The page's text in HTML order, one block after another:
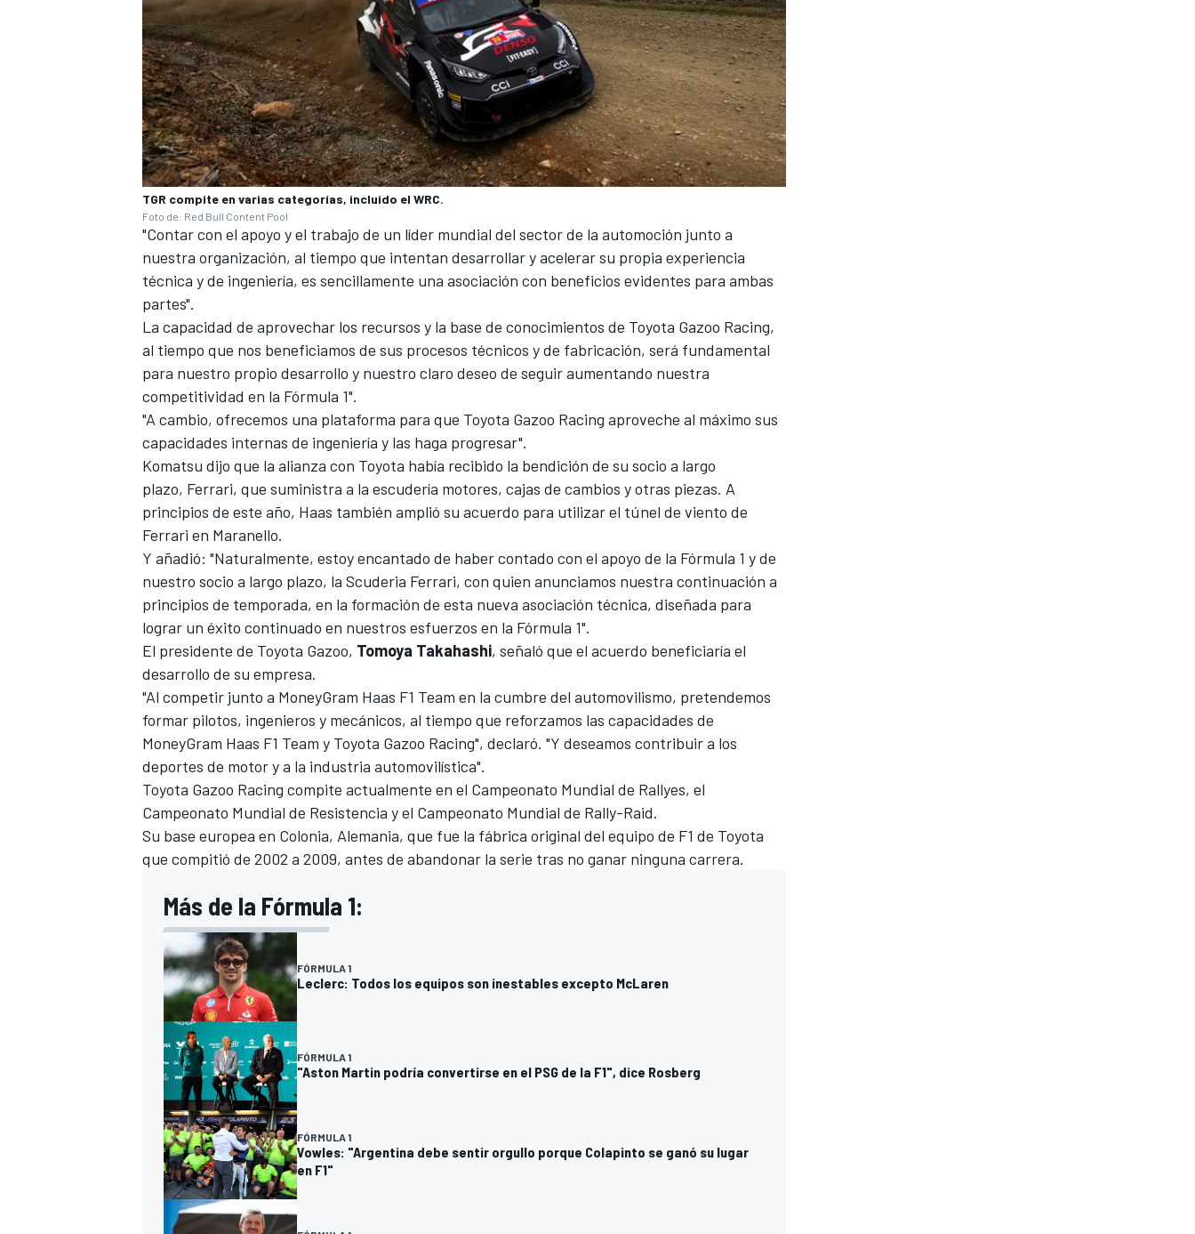
MÁS CATEGORÍAS
TGR compite en varias categorías, incluido el WRC.
Foto de: Red Bull Content Pool
"Contar con el apoyo y el trabajo de un líder mundial del sector de la automoción junto a
nuestra organización, al tiempo que intentan desarrollar y acelerar su propia experiencia
técnica y de ingeniería, es sencillamente una asociación con beneficios evidentes para ambas
partes".
La capacidad de aprovechar los recursos y la base de conocimientos de Toyota Gazoo Racing,
al tiempo que nos beneficiamos de sus procesos técnicos y de fabricación, será fundamental
para nuestro propio desarrollo y nuestro claro deseo de seguir aumentando nuestra
competitividad en la Fórmula 1".
"A cambio, ofrecemos una plataforma para que Toyota Gazoo Racing aproveche al máximo sus
capacidades internas de ingeniería y las haga progresar".
Komatsu dijo que la alianza con Toyota había recibido la bendición de su socio a largo
plazo, Ferrari, que suministra a la escudería motores, cajas de cambios y otras piezas. A
principios de este año, Haas también amplió su acuerdo para utilizar el túnel de viento de
Ferrari en Maranello.
Y añadió: "Naturalmente, estoy encantado de haber contado con el apoyo de la Fórmula 1 y de
nuestro socio a largo plazo, la Scuderia Ferrari, con quien anunciamos nuestra continuación a
principios de temporada, en la formación de esta nueva asociación técnica, diseñada para
lograr un éxito continuado en nuestros esfuerzos en la Fórmula 1".
El presidente de Toyota Gazoo, Tomoya Takahashi, señaló que el acuerdo beneficiaría el
desarrollo de su empresa.
"Al competir junto a MoneyGram Haas F1 Team en la cumbre del automovilismo, pretendemos
formar pilotos, ingenieros y mecánicos, al tiempo que reforzamos las capacidades de
MoneyGram Haas F1 Team y Toyota Gazoo Racing", declaró. "Y deseamos contribuir a los
deportes de motor y a la industria automovilística".
Toyota Gazoo Racing compite actualmente en el Campeonato Mundial de Rallyes, el
Campeonato Mundial de Resistencia y el Campeonato Mundial de Rally-Raid.
Su base europea en Colonia, Alemania, que fue la fábrica original del equipo de F1 de Toyota
que compitió de 2002 a 2009, antes de abandonar la serie tras no ganar ninguna carrera.
Más de la Fórmula 1:
FÓRMULA 1
Leclerc: Todos los equipos son inestables excepto McLaren
FÓRMULA 1
"Aston Martin podría convertirse en el PSG de la F1", dice Rosberg
FÓRMULA 1
Vowles: "Argentina debe sentir orgullo porque Colapinto se ganó su lugar
en F1"